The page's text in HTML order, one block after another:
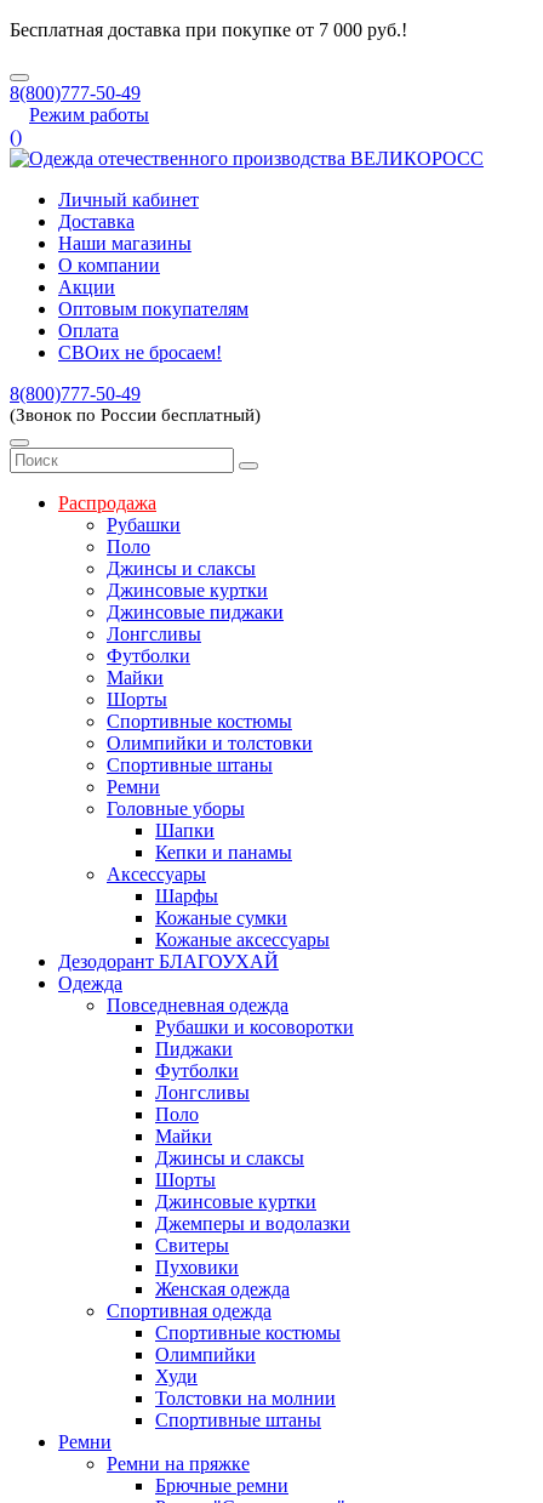
Бесплатная доставка при покупке от 7 000 руб.!
8(800)777-50-49
Режим работы
()
Личный кабинет
Доставка
Наши магазины
О компании
Акции
Оптовым покупателям
Оплата
СВОих не бросаем!
8(800)777-50-49
(Звонок по России бесплатный)
Распродажа
Рубашки
Поло
Джинсы и слаксы
Джинсовые куртки
Джинсовые пиджаки
Лонгсливы
Футболки
Майки
Шорты
Спортивные костюмы
Олимпийки и толстовки
Спортивные штаны
Ремни
Головные уборы
Шапки
Кепки и панамы
Аксессуары
Шарфы
Кожаные сумки
Кожаные аксессуары
Дезодорант БЛАГОУХАЙ
Одежда
Повседневная одежда
Рубашки и косоворотки
Пиджаки
Футболки
Лонгсливы
Поло
Майки
Джинсы и слаксы
Шорты
Джинсовые куртки
Джемперы и водолазки
Свитеры
Пуховики
Женская одежда
Спортивная одежда
Спортивные костюмы
Олимпийки
Худи
Толстовки на молнии
Спортивные штаны
Ремни
Ремни на пряжке
Брючные ремни